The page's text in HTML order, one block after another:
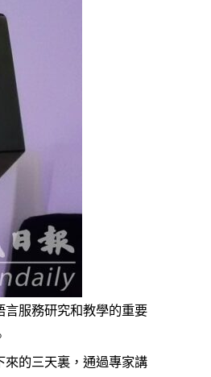
服務研究和教學的重要
的三天裏，通過專家講